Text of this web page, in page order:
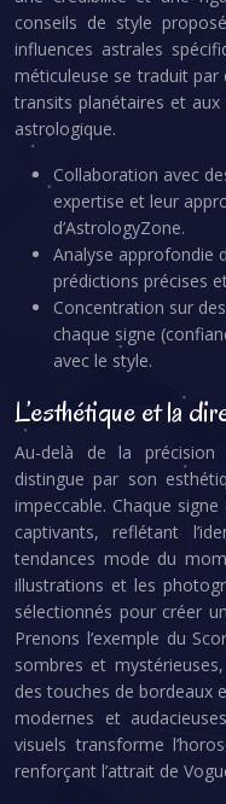
conseils de style
influences astrales
méticuleuse se traduit par
transits planétaires et
astrologique.
Collaboration avec
expertise et leur
d’AstrologyZone.
Analyse approfondie
prédictions précises
Concentration sur
chaque signe
avec le style.
L’esthétique et la
Au-delà de la précision
distingue par son
impeccable. Chaque
captivants, reflétant
tendances mode du
illustrations et les
sélectionnés pour créer
Prenons l’exemple du
sombres et
des touches de bordeaux
modernes et
visuels transforme
renforçant l’attrait de